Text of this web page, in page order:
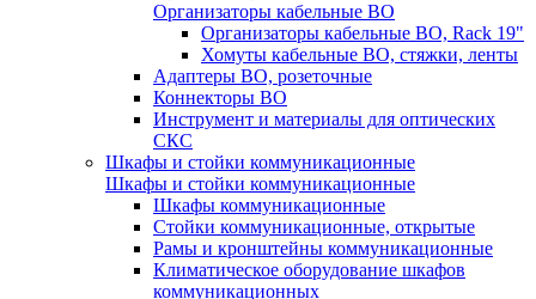
Организаторы кабельные ВО
Организаторы кабельные ВО, Rack 19"
Хомуты кабельные ВО, стяжки, ленты
Адаптеры ВО, розеточные
Коннекторы ВО
Инструмент и материалы для оптических
СКС
Шкафы и стойки коммуникационные
Шкафы и стойки коммуникационные
Шкафы коммуникационные
Стойки коммуникационные, открытые
Рамы и кронштейны коммуникационные
Климатическое оборудование шкафов
коммуникационных